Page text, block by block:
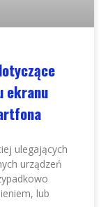
ekranu
ulegających
urządzeń
lub